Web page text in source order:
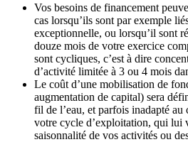
Vos besoins de financement
cas lorsqu’ils sont par exemple
exceptionnelle, ou lorsqu’il sont
douze mois de votre exercice
sont cycliques, c’est à dire
d’activité limitée à 3 ou 4 mois
Le coût d’une mobilisation de
augmentation de capital) sera
fil de l’eau, et parfois inadapté
votre cycle d’exploitation, qui lui
saisonnalité de vos activités ou